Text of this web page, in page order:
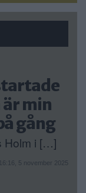
min
gång
Holm i […]
5 november 2025